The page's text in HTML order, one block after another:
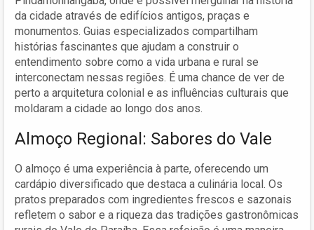
da cidade através de edifícios antigos, praças e
monumentos. Guias especializados compartilham
histórias fascinantes que ajudam a construir o
entendimento sobre como a vida urbana e rural se
interconectam nessas regiões. É uma chance de ver de
perto a arquitetura colonial e as influências culturais que
moldaram a cidade ao longo dos anos.
Almoço Regional: Sabores do Vale
O almoço é uma experiência à parte, oferecendo um
cardápio diversificado que destaca a culinária local. Os
pratos preparados com ingredientes frescos e sazonais
refletem o sabor e a riqueza das tradições gastronômicas